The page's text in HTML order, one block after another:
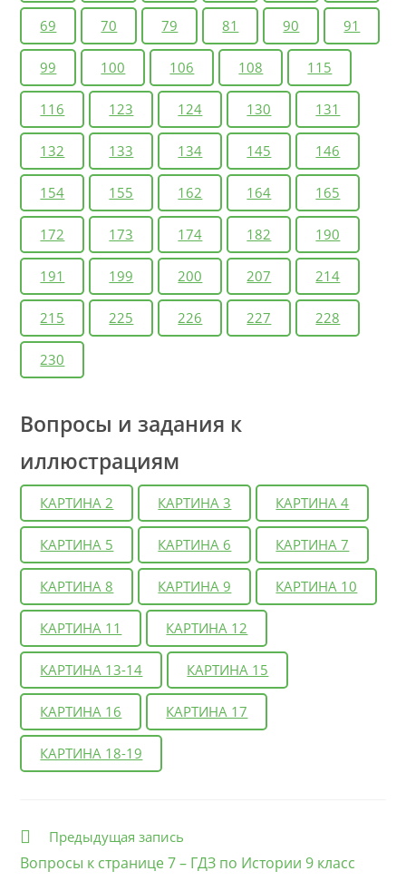
производства?
69 70 79 81 90 91
99 100 106 108 115
116 123 124 130 131
132 133 134 145 146
154 155 162 164 165
172 173 174 182 190
191 199 200 207 214
215 225 226 227 228
230
Вопросы и задания к
иллюстрациям
КАРТИНА 2 КАРТИНА 3 КАРТИНА 4
КАРТИНА 5 КАРТИНА 6 КАРТИНА 7
КАРТИНА 8 КАРТИНА 9 КАРТИНА 10
КАРТИНА 11 КАРТИНА 12
КАРТИНА 13-14 КАРТИНА 15
КАРТИНА 16 КАРТИНА 17
КАРТИНА 18-19
Еще
Предыдущая запись
Вопросы к странице 7 – ГДЗ по Истории 9 класс